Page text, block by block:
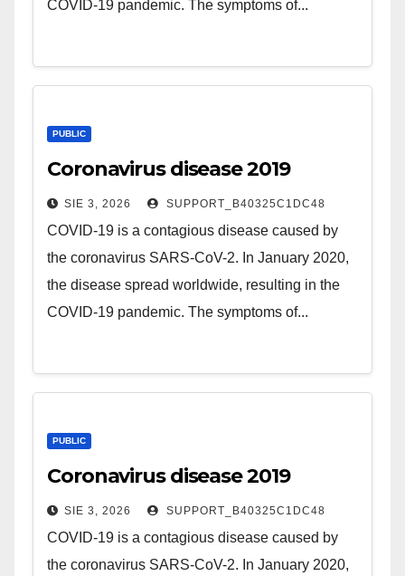
COVID-19 pandemic. The symptoms of...
PUBLIC
Coronavirus disease 2019
SIE 3, 2026 SUPPORT_B40325C1DC48
COVID-19 is a contagious disease caused by
the coronavirus SARS-CoV-2. In January 2020,
the disease spread worldwide, resulting in the
COVID-19 pandemic. The symptoms of...
PUBLIC
Coronavirus disease 2019
SIE 3, 2026 SUPPORT_B40325C1DC48
COVID-19 is a contagious disease caused by
the coronavirus SARS-CoV-2. In January 2020,